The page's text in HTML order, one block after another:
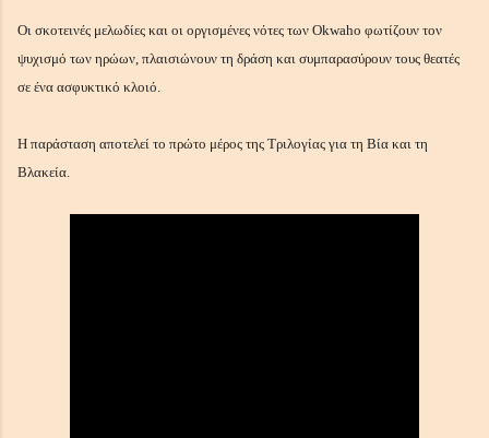
Οι σκοτεινές μελωδίες και οι οργισμένες νότες των Okwaho φωτίζουν τον
ψυχισμό των ηρώων, πλαισιώνουν τη δράση και συμπαρασύρουν τους θεατές
σε ένα ασφυκτικό κλοιό.
Η παράσταση αποτελεί το πρώτο μέρος της Τριλογίας για τη Βία και τη
Βλακεία.